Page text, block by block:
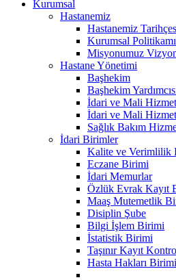
Kurumsal
Hastanemiz
Hastanemiz
Kurumsal
Misyonumuz
Hastane Yönetimi
Başhekim
Başhekim
İdari ve Mali
İdari ve Mali
Sağlık Bakım
İdari Birimler
Kalite ve Verimlilik
Eczane Birimi
İdari Memurlar
Özlük Evrak Kayıt
Maaş Mutemetlik
Disiplin Şube
Bilgi İşlem Birimi
İstatistik Birimi
Taşınır Kayıt
Hasta Hakları Birimi